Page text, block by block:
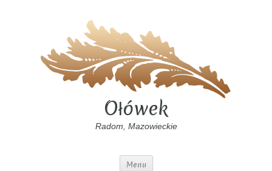
Ołówek
Radom, Mazowieckie
Menu